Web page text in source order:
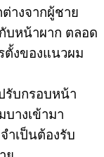
างจากผู้ชาย
บหน้าผาก ตลอด
ตั้งของแนวผม
รับกรอบหน้า
างเข้ามา
ำเป็นต้องรับ